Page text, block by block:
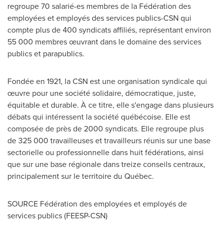
regroupe 70 salarié-es membres de la Fédération des
employées et employés des services publics-CSN qui
compte plus de 400 syndicats affiliés, représentant environ
55 000 membres œuvrant dans le domaine des services
publics et parapublics.
Fondée en 1921, la CSN est une organisation syndicale qui
œuvre pour une société solidaire, démocratique, juste,
équitable et durable. À ce titre, elle s'engage dans plusieurs
débats qui intéressent la société québécoise. Elle est
composée de près de 2000 syndicats. Elle regroupe plus
de 325 000 travailleuses et travailleurs réunis sur une base
sectorielle ou professionnelle dans huit fédérations, ainsi
que sur une base régionale dans treize conseils centraux,
principalement sur le territoire du Québec.
SOURCE Fédération des employées et employés de
services publics (FEESP-CSN)